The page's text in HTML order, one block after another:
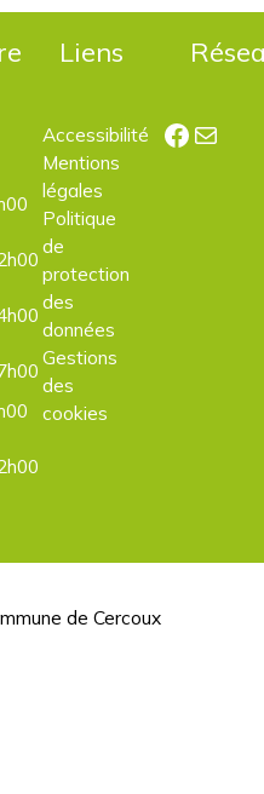
Liens
Accessibilité
Mentions
légales
Politique
de
protection
des
données
Gestions
des
cookies
E-mail
de Cercoux